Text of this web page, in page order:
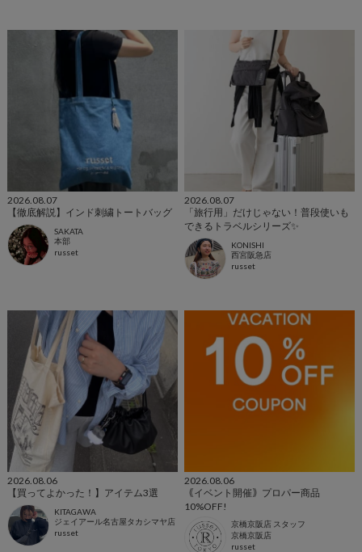
2026.08.07
【徹底解説】インド刺繍トートバッグ
SAKATA
本部
russet
2026.08.07
「旅行用」だけじゃない！普段使いも
できるトラベルシリーズ✨
KONISHI
西宮阪急店
russet
2026.08.06
【買ってよかった！】アイテム3選
KITAGAWA
ジェイアール名古屋タカシマヤ店
russet
2026.08.06
｟イベント開催｠プロパー商品
10%OFF!
京橋京阪店 スタッフ
京橋京阪店
russet